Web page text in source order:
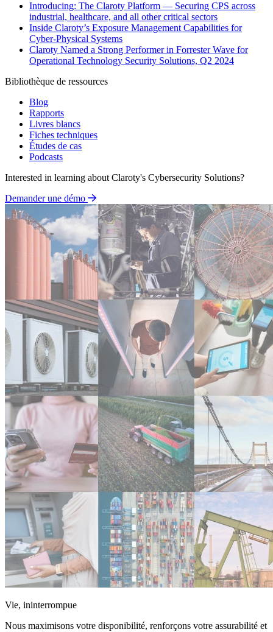
Introducing: The Claroty Platform — Securing CPS across
industrial, healthcare, and all other critical sectors
Inside Claroty’s Exposure Management Capabilities for
Cyber-Physical Systems
Claroty Named a Strong Performer in Forrester Wave for
Operational Technology Security Solutions, Q2 2024
Bibliothèque de ressources
Blog
Rapports
Livres blancs
Fiches techniques
Études de cas
Podcasts
Interested in learning about Claroty's Cybersecurity Solutions?
Demander une démo
Vie, ininterrompue
Nous maximisons votre disponibilité, renforçons votre assurabilité et